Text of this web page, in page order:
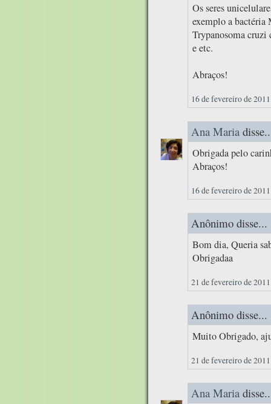
Os seres
exemplo a bactéria
Trypanosoma cruzi
e etc.
Abraços!
16 de fevereiro de
Ana Maria
Obrigada pelo
Abraços!
16 de fevereiro de
Anônimo disse...
Bom dia, Queria
Obrigadaa
21 de fevereiro de
Anônimo disse...
Muito Obrigado,
21 de fevereiro de
Ana Maria